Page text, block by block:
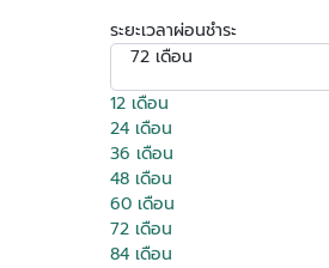
ระยะเวลาผ่อนชำระ
72 เดือน
12 เดือน
24 เดือน
36 เดือน
48 เดือน
60 เดือน
72 เดือน
84 เดือน